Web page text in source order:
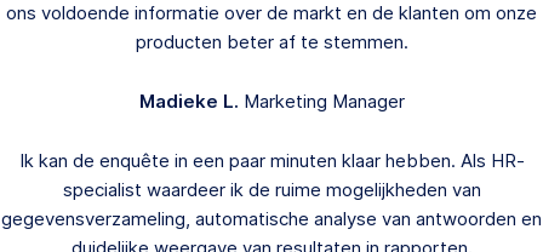
ons voldoende informatie over de markt en de klanten om onze
producten beter af te stemmen.
Madieke L. Marketing Manager
Ik kan de enquête in een paar minuten klaar hebben. Als HR-
specialist waardeer ik de ruime mogelijkheden van
gegevensverzameling, automatische analyse van antwoorden en